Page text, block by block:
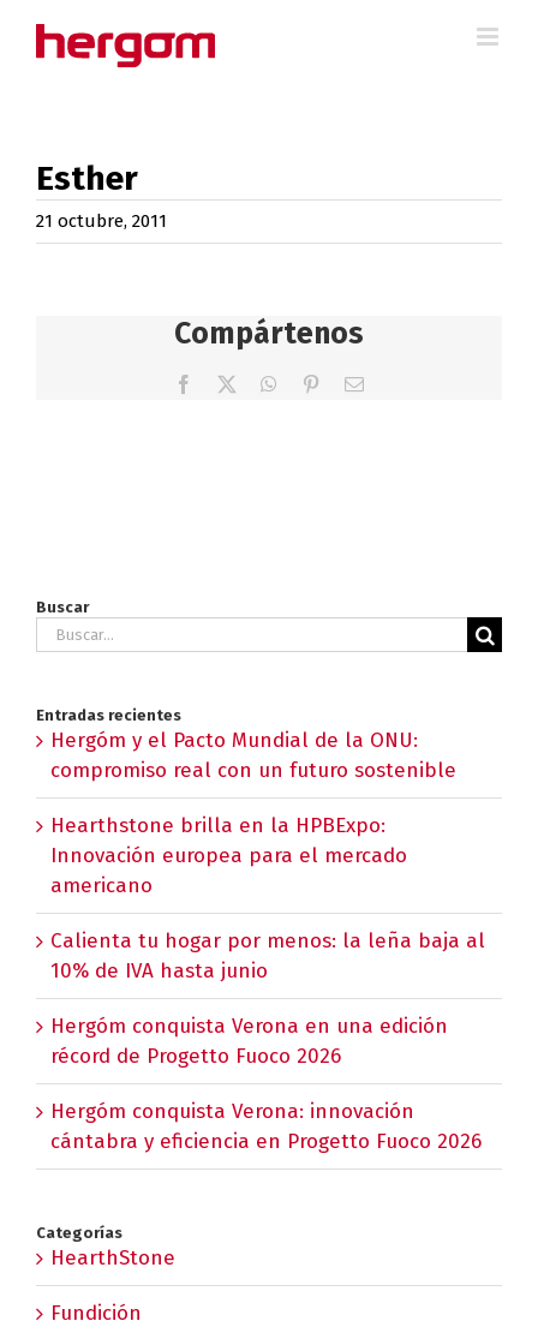
Esther
21 octubre, 2011
Compártenos
Facebook WhatsApp
PinterestCorreo
Buscar
Buscar:
Entradas recientes
Hergóm y el Pacto Mundial de la ONU:
compromiso real con un futuro sostenible
Hearthstone brilla en la HPBExpo:
Innovación europea para el mercado
americano
Calienta tu hogar por menos: la leña baja al
10% de IVA hasta junio
Hergóm conquista Verona en una edición
récord de Progetto Fuoco 2026
Hergóm conquista Verona: innovación
cántabra y eficiencia en Progetto Fuoco 2026
Categorías
HearthStone
Fundición